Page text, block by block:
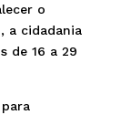
o
a cidadania
de 16 a 29